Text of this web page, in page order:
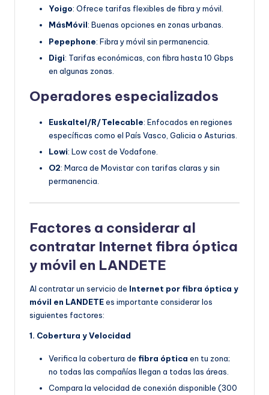
Yoigo: Ofrece tarifas flexibles de fibra y móvil.
MásMóvil: Buenas opciones en zonas urbanas.
Pepephone: Fibra y móvil sin permanencia.
Digi: Tarifas económicas, con fibra hasta 10 Gbps
en algunas zonas.
Operadores especializados
Euskaltel/R/Telecable: Enfocados en regiones
específicas como el País Vasco, Galicia o Asturias.
Lowi: Low cost de Vodafone.
O2: Marca de Movistar con tarifas claras y sin
permanencia.
Factores a considerar al
contratar Internet fibra óptica
y móvil en LANDETE
Al contratar un servicio de Internet por fibra óptica y
móvil en LANDETEes importante considerar los
siguientes factores:
1. Cobertura y Velocidad
Verifica la cobertura de fibra óptica en tu zona;
no todas las compañías llegan a todas las áreas.
Compara la velocidad de conexión disponible (300